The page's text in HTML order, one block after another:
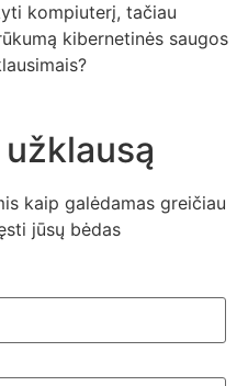
kompiuterį, tačiau
kibernetinės saugos
kaip galėdamas greičiau
jūsų bėdas